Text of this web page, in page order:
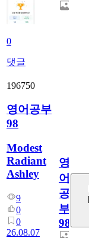
0
댓글
196750
영어공부
98
Modest
Radiant
Ashley
9
0
0
26.08.07
영
어
공
부
98